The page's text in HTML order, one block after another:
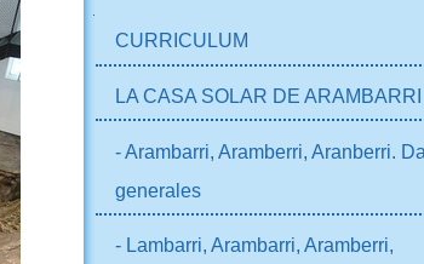
CURRICULUM
LA CASA SOLAR DE ARAMBARRI
- Arambarri, Aramberri, Aranberri.
generales
- Lambarri, Arambarri, Aramberri,